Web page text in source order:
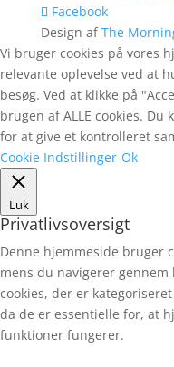
Facebook
Design afThe
Vi bruger cookies på vores
relevante oplevelse ved at
besøg. Ved at klikke på
brugen af ALLE cookies.
for at give et kontrolleret
Cookie Indstillinger Ok
Luk
Privatlivsoversigt
Denne hjemmeside bruger
mens du navigerer
cookies, der er
da de er essentielle for, at
funktioner fungerer.